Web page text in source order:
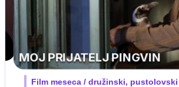
UEFA SUPERPOKAL
V živo na VOYO: sreda ob 20.30